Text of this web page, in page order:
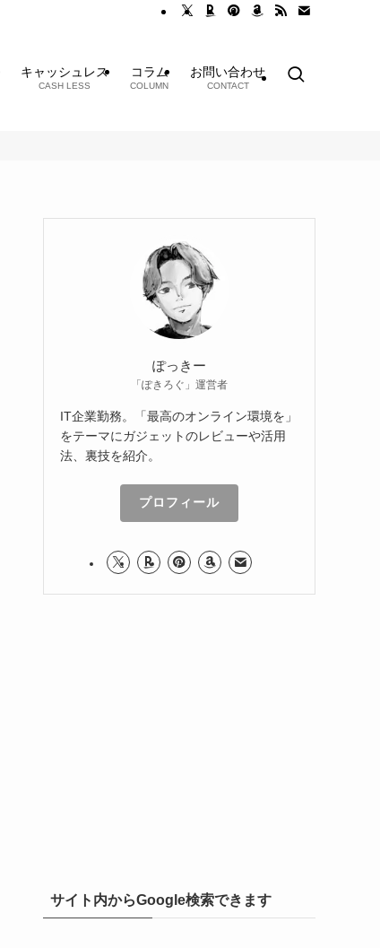
キャッシュレス
CASH LESS
コラム
COLUMN
お問い合わせ
CONTACT
ぽっきー
「ぽきろぐ」運営者
IT企業勤務。「最高のオンライン環境を」
をテーマにガジェットのレビューや活用
法、裏技を紹介。
プロフィール
サイト内からGoogle検索できます